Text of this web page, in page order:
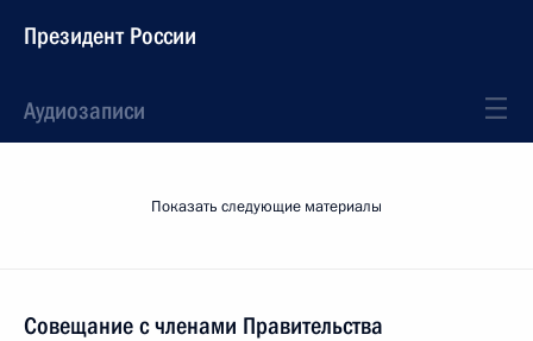
Президент России
Аудиозаписи
Показать следующие материалы
Совещание с членами Правительства